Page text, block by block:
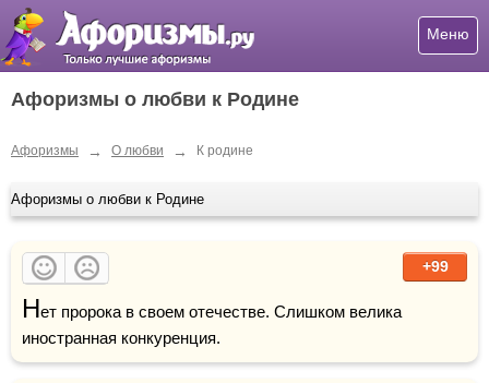
Меню
Афоризмы о любви к Родине
Афоризмы → О любви → К родине
Афоризмы о любви к Родине
+99
Нет пророка в своем отечестве. Слишком велика
иностранная конкуренция.